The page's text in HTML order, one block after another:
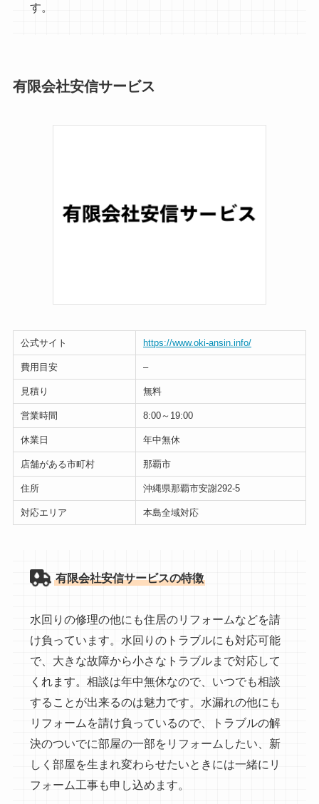
す。
有限会社安信サービス
公式サイト https://www.oki-ansin.info/
費用目安 –
見積り 無料
営業時間 8:00～19:00
休業日 年中無休
店舗がある市町村 那覇市
住所 沖縄県那覇市安謝292-5
対応エリア 本島全域対応
有限会社安信サービスの特徴
水回りの修理の他にも住居のリフォームなどを請
け負っています。水回りのトラブルにも対応可能
で、大きな故障から小さなトラブルまで対応して
くれます。相談は年中無休なので、いつでも相談
することが出来るのは魅力です。水漏れの他にも
リフォームを請け負っているので、トラブルの解
決のついでに部屋の一部をリフォームしたい、新
しく部屋を生まれ変わらせたいときには一緒にリ
フォーム工事も申し込めます。